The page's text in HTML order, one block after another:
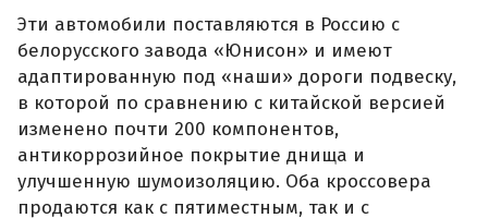
Эти автомобили поставляются в Россию с
белорусского завода «Юнисон» и имеют
адаптированную под «наши» дороги подвеску,
в которой по сравнению с китайской версией
изменено почти 200 компонентов,
антикоррозийное покрытие днища и
улучшенную шумоизоляцию. Оба кроссовера
продаются как с пятиместным, так и с